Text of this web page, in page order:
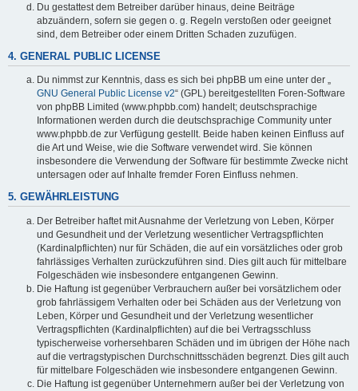
Du gestattest dem Betreiber darüber hinaus, deine Beiträge
abzuändern, sofern sie gegen o. g. Regeln verstoßen oder geeignet
sind, dem Betreiber oder einem Dritten Schaden zuzufügen.
4. GENERAL PUBLIC LICENSE
Du nimmst zur Kenntnis, dass es sich bei phpBB um eine unter der „
GNU General Public License v2“ (GPL) bereitgestellten Foren-Software
von phpBB Limited (www.phpbb.com) handelt; deutschsprachige
Informationen werden durch die deutschsprachige Community unter
www.phpbb.de zur Verfügung gestellt. Beide haben keinen Einfluss auf
die Art und Weise, wie die Software verwendet wird. Sie können
insbesondere die Verwendung der Software für bestimmte Zwecke nicht
untersagen oder auf Inhalte fremder Foren Einfluss nehmen.
5. GEWÄHRLEISTUNG
Der Betreiber haftet mit Ausnahme der Verletzung von Leben, Körper
und Gesundheit und der Verletzung wesentlicher Vertragspflichten
(Kardinalpflichten) nur für Schäden, die auf ein vorsätzliches oder grob
fahrlässiges Verhalten zurückzuführen sind. Dies gilt auch für mittelbare
Folgeschäden wie insbesondere entgangenen Gewinn.
Die Haftung ist gegenüber Verbrauchern außer bei vorsätzlichem oder
grob fahrlässigem Verhalten oder bei Schäden aus der Verletzung von
Leben, Körper und Gesundheit und der Verletzung wesentlicher
Vertragspflichten (Kardinalpflichten) auf die bei Vertragsschluss
typischerweise vorhersehbaren Schäden und im übrigen der Höhe nach
auf die vertragstypischen Durchschnittsschäden begrenzt. Dies gilt auch
für mittelbare Folgeschäden wie insbesondere entgangenen Gewinn.
Die Haftung ist gegenüber Unternehmern außer bei der Verletzung von